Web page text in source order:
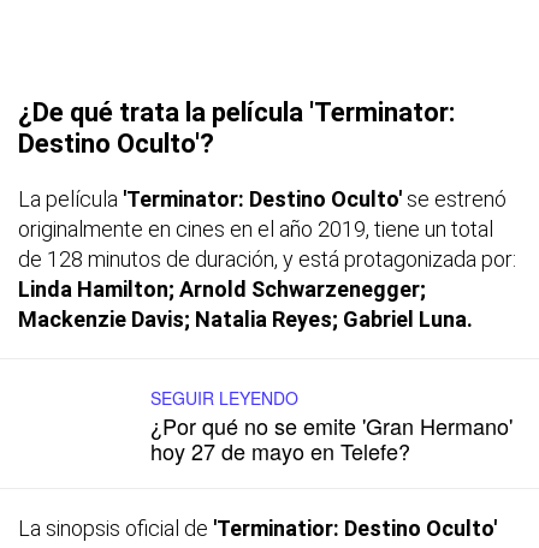
¿De qué trata la película 'Terminator:
Destino Oculto'?
La película 'Terminator: Destino Oculto' se estrenó
originalmente en cines en el año 2019, tiene un total
de 128 minutos de duración, y está protagonizada por:
Linda Hamilton; Arnold Schwarzenegger;
Mackenzie Davis; Natalia Reyes; Gabriel Luna.
SEGUIR LEYENDO
¿Por qué no se emite 'Gran Hermano'
hoy 27 de mayo en Telefe?
La sinopsis oficial de 'Terminatior: Destino Oculto'